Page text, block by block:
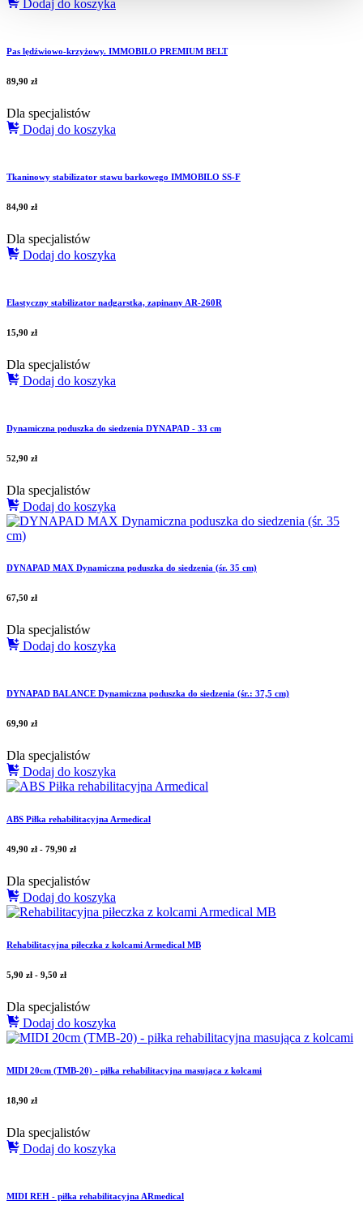
Dodaj do koszyka
Pas lędźwiowo-krzyżowy. IMMOBILO PREMIUM BELT
89,90 zł
Dla specjalistów
Dodaj do koszyka
Tkaninowy stabilizator stawu barkowego IMMOBILO SS-F
84,90 zł
Dla specjalistów
Dodaj do koszyka
Elastyczny stabilizator nadgarstka, zapinany AR-260R
15,90 zł
Dla specjalistów
Dodaj do koszyka
Dynamiczna poduszka do siedzenia DYNAPAD - 33 cm
52,90 zł
Dla specjalistów
Dodaj do koszyka
DYNAPAD MAX Dynamiczna poduszka do siedzenia (śr. 35 cm)
67,50 zł
Dla specjalistów
Dodaj do koszyka
DYNAPAD BALANCE Dynamiczna poduszka do siedzenia (śr.: 37,5 cm)
69,90 zł
Dla specjalistów
Dodaj do koszyka
ABS Piłka rehabilitacyjna Armedical
49,90 zł - 79,90 zł
Dla specjalistów
Dodaj do koszyka
Rehabilitacyjna piłeczka z kolcami Armedical MB
5,90 zł - 9,50 zł
Dla specjalistów
Dodaj do koszyka
MIDI 20cm (TMB-20) - piłka rehabilitacyjna masująca z kolcami
18,90 zł
Dla specjalistów
Dodaj do koszyka
MIDI REH - piłka rehabilitacyjna ARmedical